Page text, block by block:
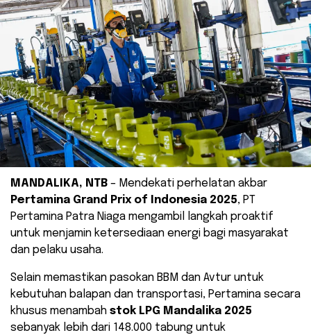
MANDALIKA, NTB – Mendekati perhelatan akbar
Pertamina Grand Prix of Indonesia 2025, PT
Pertamina Patra Niaga mengambil langkah proaktif
untuk menjamin ketersediaan energi bagi masyarakat
dan pelaku usaha.
Selain memastikan pasokan BBM dan Avtur untuk
kebutuhan balapan dan transportasi, Pertamina secara
khusus menambah stok LPG Mandalika 2025
sebanyak lebih dari 148.000 tabung untuk